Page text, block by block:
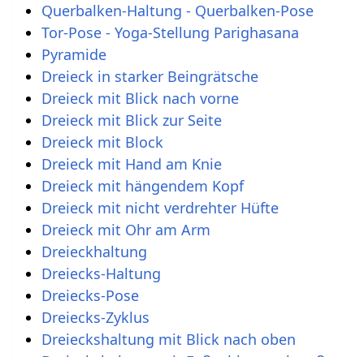
Querbalken-Haltung - Querbalken-Pose
Tor-Pose - Yoga-Stellung Parighasana
Pyramide
Dreieck in starker Beingrätsche
Dreieck mit Blick nach vorne
Dreieck mit Blick zur Seite
Dreieck mit Block
Dreieck mit Hand am Knie
Dreieck mit hängendem Kopf
Dreieck mit nicht verdrehter Hüfte
Dreieck mit Ohr am Arm
Dreieckhaltung
Dreiecks-Haltung
Dreiecks-Pose
Dreiecks-Zyklus
Dreieckshaltung mit Blick nach oben